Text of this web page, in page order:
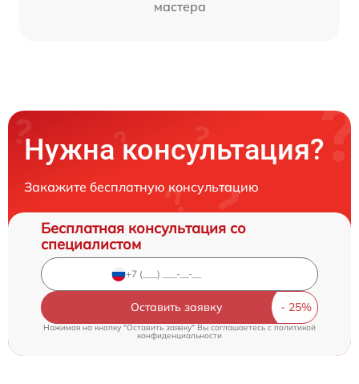
мастера
Нужна консультация?
Закажите бесплатную консультацию
Бесплатная консультация со
специалистом
Оставить заявку
Нажимая на кнопку "Оставить заявку" Вы соглашаетесь cполитикой
конфиденциальности